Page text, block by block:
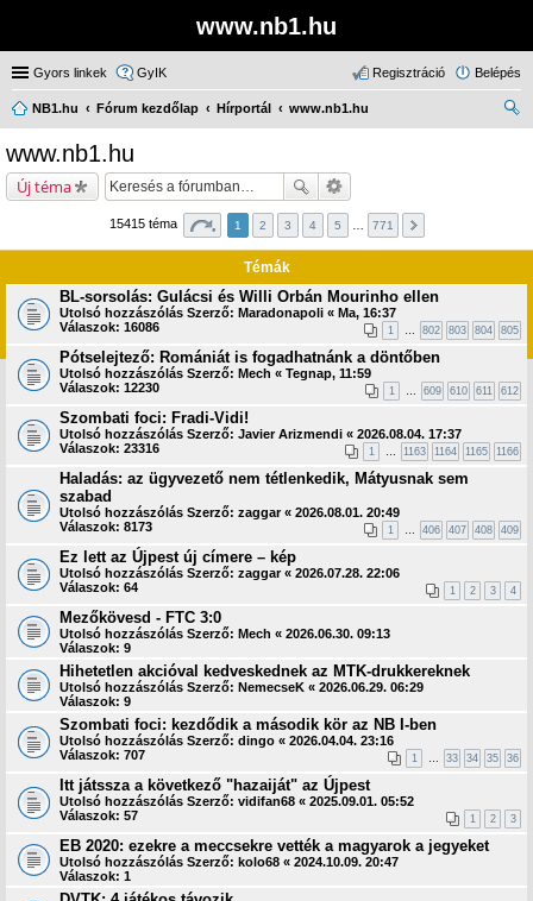
www.nb1.hu
Gyors linkek GyIK Belépés
Regisztráció
NB1.hu Fórum kezdőlap Hírportál
www.nb1.hu
www.nb1.hu
Új téma
15415 téma 1 2 3 4 5 771
Témák
BL-sorsolás: Gulácsi és Willi Orbán Mourinho ellen
Utolsó hozzászólás Szerző: Maradonapoli « Ma, 16:37
Válaszok: 16086 1 … 802 803 804 805
Pótselejtező: Romániát is fogadhatnánk a döntőben
Utolsó hozzászólás Szerző: Mech « Tegnap, 11:59
Válaszok: 12230 1 … 609 610 611 612
Szombati foci: Fradi-Vidi!
Utolsó hozzászólás Szerző: Javier Arizmendi « 2026.08.04. 17:37
Válaszok: 23316 1 … 1163 1164 1165 1166
Haladás: az ügyvezető nem tétlenkedik, Mátyusnak sem
szabad
Utolsó hozzászólás Szerző: zaggar« 2026.08.01. 20:49
Válaszok: 8173 1 … 406 407 408 409
Ez lett az Újpest új címere – kép
Utolsó hozzászólás Szerző: zaggar« 2026.07.28. 22:06
Válaszok: 64 1 2 3 4
Mezőkövesd - FTC 3:0
Utolsó hozzászólás Szerző: Mech « 2026.06.30. 09:13
Válaszok: 9
Hihetetlen akcióval kedveskednek az MTK-drukkereknek
Utolsó hozzászólás Szerző: NemecseK « 2026.06.29. 06:29
Válaszok: 9
Szombati foci: kezdődik a második kör az NB I-ben
Utolsó hozzászólás Szerző: dingo « 2026.04.04. 23:16
Válaszok: 707 1 … 33 34 35 36
Itt játssza a következő "hazaiját" az Újpest
Utolsó hozzászólás Szerző: vidifan68 « 2025.09.01. 05:52
Válaszok: 57 1 2 3
EB 2020: ezekre a meccsekre vették a magyarok a jegyeket
Utolsó hozzászólás Szerző: kolo68 « 2024.10.09. 20:47
Válaszok: 1